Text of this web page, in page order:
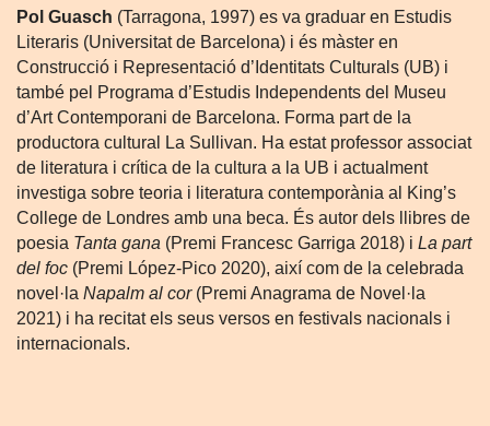
Pol Guasch (Tarragona, 1997) es va graduar en Estudis
Literaris (Universitat de Barcelona) i és màster en
Construcció i Representació d’Identitats Culturals (UB) i
també pel Programa d’Estudis Independents del Museu
d’Art Contemporani de Barcelona. Forma part de la
productora cultural La Sullivan. Ha estat professor associat
de literatura i crítica de la cultura a la UB i actualment
investiga sobre teoria i literatura contemporània al King’s
College de Londres amb una beca. És autor dels llibres de
poesia Tanta gana (Premi Francesc Garriga 2018) i La part
del foc (Premi López-Pico 2020), així com de la celebrada
novel·la Napalm al cor(Premi Anagrama de Novel·la
2021) i ha recitat els seus versos en festivals nacionals i
internacionals.